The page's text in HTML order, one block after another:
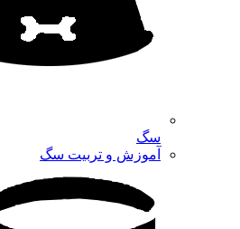
سگ
آموزش و تربیت سگ